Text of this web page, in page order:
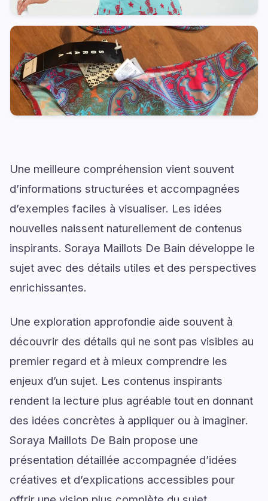
Une meilleure compréhension vient souvent
d’informations structurées et accompagnées
d’exemples faciles à visualiser. Les idées
nouvelles naissent naturellement de contenus
inspirants. Soraya Maillots De Bain développe le
sujet avec des détails utiles et des perspectives
enrichissantes.
Une exploration approfondie aide souvent à
découvrir des détails qui ne sont pas visibles au
premier regard et à mieux comprendre les
enjeux d’un sujet. Les contenus inspirants
rendent la lecture plus agréable tout en donnant
des idées concrètes à appliquer ou à imaginer.
Soraya Maillots De Bain propose une
présentation détaillée accompagnée d’idées
créatives et d’explications accessibles pour